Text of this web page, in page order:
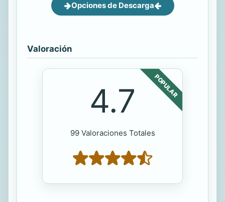
Opciones de Descarga
Valoración
POPULAR
4.7
99 Valoraciones Totales